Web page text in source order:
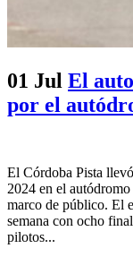
01 Jul El
por el
El Córdoba Pista
2024 en el
marco de público. El
semana con ocho
pilotos...